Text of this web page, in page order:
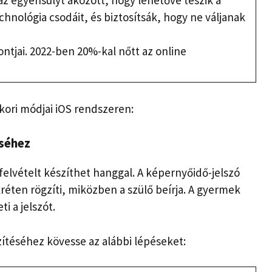
csodáit, és biztosítsák, hogy ne váljanak
2022-ben 20%-kal nőtt az online
módjai iOS rendszeren:
készíthet hanggal. A képernyőidő-jelszó
rögzíti, miközben a szülő beírja. A gyermek
a jelszót.
kövesse az alábbi lépéseket: